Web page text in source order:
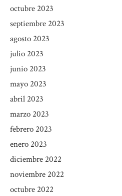
octubre 2023
septiembre 2023
agosto 2023
julio 2023
junio 2023
mayo 2023
abril 2023
marzo 2023
febrero 2023
enero 2023
diciembre 2022
noviembre 2022
octubre 2022